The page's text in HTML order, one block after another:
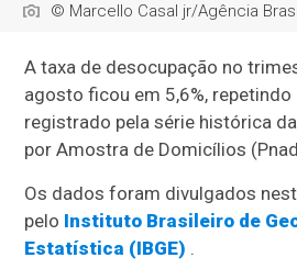
© Marcello Casal jr/Agência
A taxa de desocupação no
agosto ficou em 5,6%,
registrado pela série histórica
por Amostra de Domicílios
Os dados foram divulgados
pelo Instituto Brasileiro de
Estatística (IBGE) .